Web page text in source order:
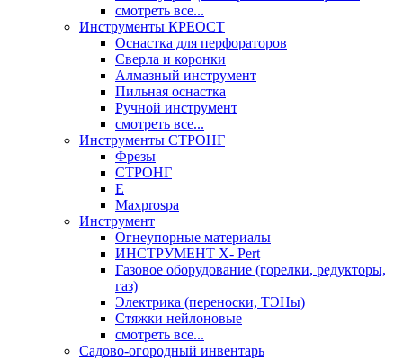
смотреть все...
Инструменты КРЕОСТ
Оснастка для перфораторов
Сверла и коронки
Алмазный инструмент
Пильная оснастка
Ручной инструмент
смотреть все...
Инструменты СТРОНГ
Фрезы
СТРОНГ
Е
Maxprospa
Инструмент
Огнеупорные материалы
ИНСТРУМЕНТ X- Pert
Газовое оборудование (горелки, редукторы,
газ)
Электрика (переноски, ТЭНы)
Стяжки нейлоновые
смотреть все...
Садово-огородный инвентарь